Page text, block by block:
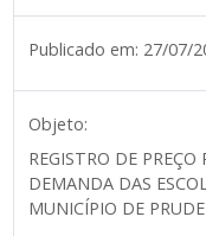
Publicado em: 27/07/
Objeto:
REGISTRO DE
DEMANDA DAS
MUNICÍPIO DE